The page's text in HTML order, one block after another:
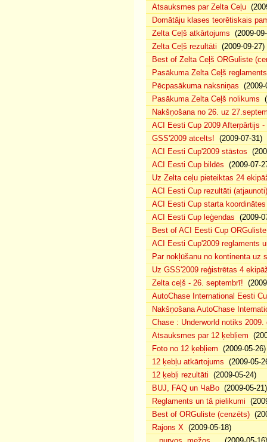
Atsauksmes par Zelta Ceļu
Domātāju klases teorētiskais
Zelta Ceļš atkārtojums (2009-
Zelta Ceļš rezultāti (2009-09-27)
Best of Zelta Ceļš ORGuliste
Pasākuma Zelta Ceļš reglaments
Pēcpasākuma naksniņas (2009-
Pasākuma Zelta Ceļš nolikums
Nakšņošana no 26. uz
ACI Eesti Cup 2009 Afterpārtijs -
GSS'2009 atcelts! (2009-07-31)
ACI Eesti Cup'2009 stāstos
ACI Eesti Cup bildēs (2009-07-
Uz Zelta ceļu pieteiktas 24
ACI Eesti Cup rezultāti (atjaunoti)
ACI Eesti Cup starta koordinātes
ACI Eesti Cup leģendas (2009-
Best of ACI Eesti Cup
ACI Eesti Cup'2009 reglaments
Par nokļūšanu no kontinenta uz
Uz GSS'2009 reģistrētas 4
Zelta ceļš - 26. septembrī!
AutoChase International Eesti
Nakšņošana AutoChase
Chase : Underworld notiks 2009.
Atsauksmes par 12 ķebļiem
Foto no 12 ķebļiem (2009-05-26)
12 ķebļu atkārtojums (2009-05-
12 ķebļi rezultāti (2009-05-24)
BUJ, FAQ un ЧаВо (2009-05-21)
Reglaments un tā pielikumi
Best of ORGuliste (cenzēts)
Rajons X (2009-05-18)